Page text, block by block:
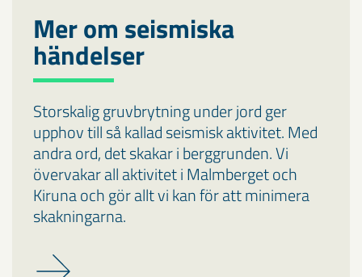
Mer om seismiska
händelser
Storskalig gruvbrytning under jord ger
upphov till så kallad seismisk aktivitet. Med
andra ord, det skakar i berggrunden. Vi
övervakar all aktivitet i Malmberget och
Kiruna och gör allt vi kan för att minimera
skakningarna.